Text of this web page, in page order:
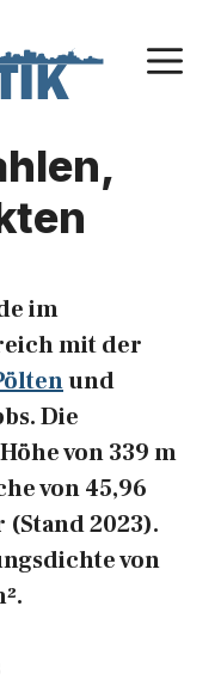
im
mit der
und
Die
von 339 m
von 45,96
2023).
von